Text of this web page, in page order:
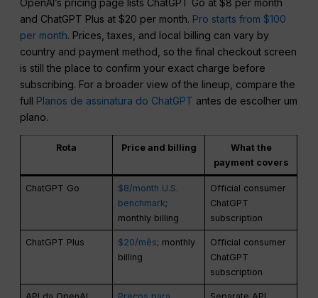
OpenAI’s pricing page lists ChatGPT Go at $8 per month
and ChatGPT Plus at $20 per month. Pro starts from $100
per month. Prices, taxes, and local billing can vary by
country and payment method, so the final checkout screen
is still the place to confirm your exact charge before
subscribing. For a broader view of the lineup, compare the
full Planos de assinatura do ChatGPT antes de escolher um
plano.
Rota Price and billing
What the
payment covers
ChatGPT Go
$8/month U.S.
benchmark;
monthly billing
Official consumer
ChatGPT
subscription
ChatGPT Plus $20/mês; monthly
billing
Official consumer
ChatGPT
subscription